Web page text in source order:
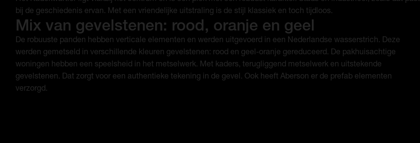
bij de geschiedenis ervan. Met een vriendelijke uitstraling is de stijl klassiek en toch tijdloos.
Mix van gevelstenen: rood, oranje en geel
De robuuste panden hebben verticale elementen en werden uitgevoerd in een Nederlandse wasserstrich. Deze
werden gemetseld in verschillende kleuren gevelstenen: rood en geel-oranje gereduceerd. De pakhuisachtige
woningen hebben een speelsheid in het metselwerk. Met kaders, terugliggend metselwerk en uitstekende
gevelstenen. Dat zorgt voor een authentieke tekening in de gevel. Ook heeft Aberson er de prefab elementen
verzorgd.